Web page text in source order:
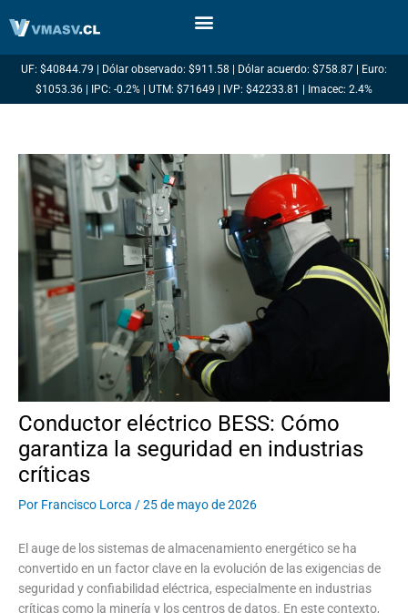
UF: $40844.79 | Dólar observado: $911.58 | Dólar acuerdo: $758.87 | Euro:
$1053.36 | IPC: -0.2% | UTM: $71649 | IVP: $42233.81 | Imacec: 2.4%
Conductor eléctrico BESS: Cómo
garantiza la seguridad en industrias
críticas
Por Francisco Lorca /25 de mayo de 2026
El auge de los sistemas de almacenamiento energético se ha
convertido en un factor clave en la evolución de las exigencias de
seguridad y confiabilidad eléctrica, especialmente en industrias
críticas como la minería y los centros de datos. En este contexto,